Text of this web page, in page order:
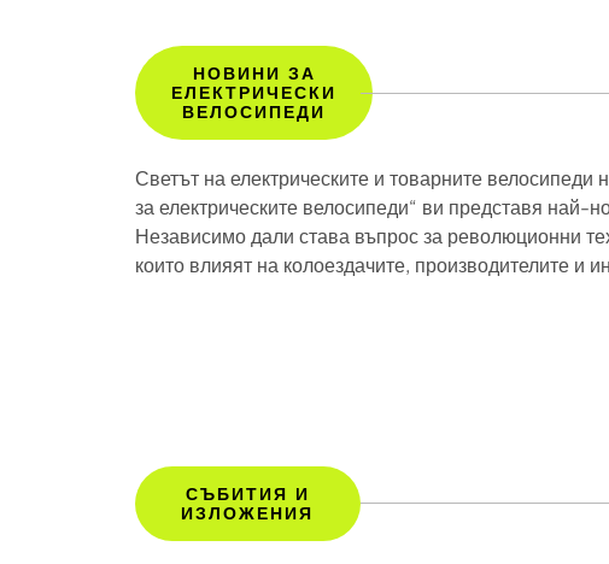
НОВИНИ ЗА
ЕЛЕКТРИЧЕСКИ
ВЕЛОСИПЕДИ
Светът на електрическите и товарните
за електрическите велосипеди“ ви представя най-
Независимо дали става въпрос за революционни
които влияят на колоездачите, производителите и
СЪБИТИЯ И
ИЗЛОЖЕНИЯ